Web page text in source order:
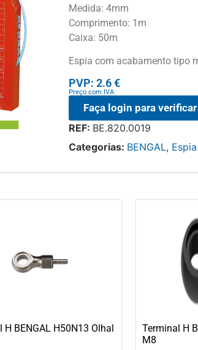
Medida: 4mm
Comprimento: 1m
Caixa: 50m
Espia com acabamento tipo
PVP: 2.6 €
Preço com IVA
Faça login para
REF: BE.820.0019
Categorias: BENGAL, Espia
H BENGAL H50N13 Olhal
Terminal H
M8